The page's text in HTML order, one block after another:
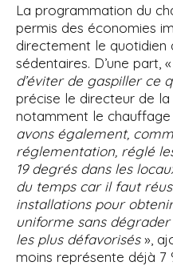
La programmation du
permis des économies
directement le quotidien
sédentaires. D’une part, «
d’éviter de gaspiller ce
précise le directeur de
notamment le chauffage
avons également,
réglementation, réglé
19 degrés dans les
du temps car il faut
installations pour
uniforme sans
les plus défavorisés»,
moins représente